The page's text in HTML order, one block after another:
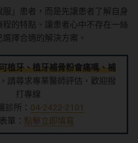
」患者，而是先讓患者了解自身
程的特點、讓患者心中不存在一絲
擇合適的解決方案。
植牙、植牙補骨粉會痛嗎、補
請尋求專業醫師評估，歡迎撥
打專線
診所： 04-2422-2101
單： 點擊立即填寫